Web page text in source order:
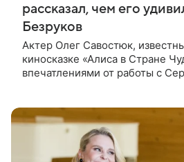
рассказал, чем его
Безруков
Актер Олег Савостюк,
киносказке «Алиса в Стране
впечатлениями от работы с